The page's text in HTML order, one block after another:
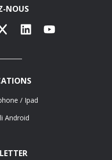
NOUS
LinkedInYouTube
/ Ipad
Android